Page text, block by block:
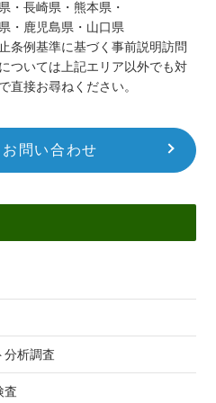
・長崎県・熊本県・
・鹿児島県・山口県
条例基準に基づく事前説明訪問
ついては上記エリア以外でも対
直接お尋ねください。
お問い合わせ
分析調査
査